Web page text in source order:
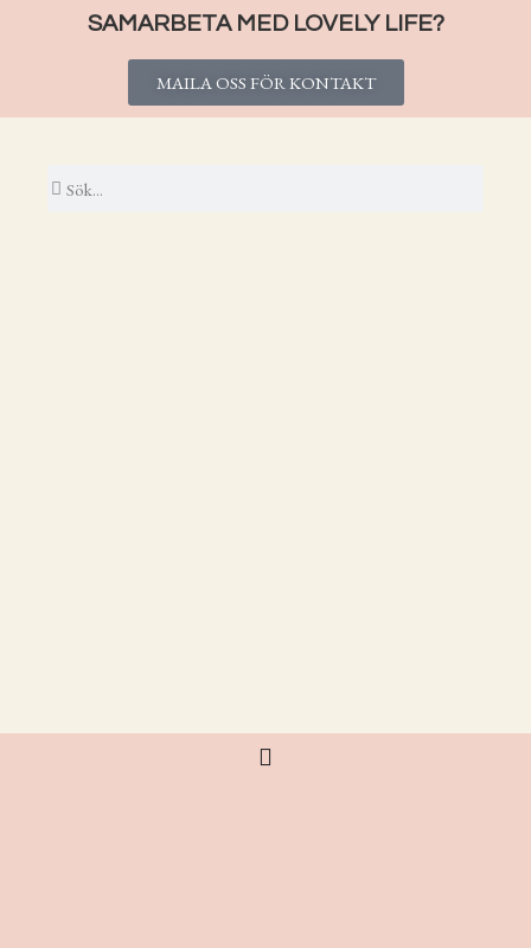
SAMARBETA MED LOVELY LIFE?
MAILA OSS FÖR KONTAKT